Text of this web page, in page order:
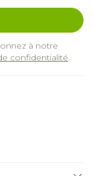
à notre
confidentialité.